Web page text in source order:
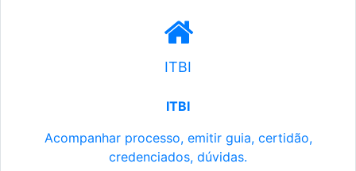
ITBI
ITBI
Acompanhar processo, emitir guia, certidão,
credenciados, dúvidas.